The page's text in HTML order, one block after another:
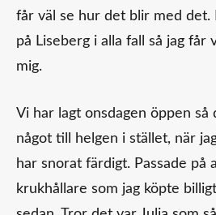
får väl se hur det blir med det.
på Liseberg i alla fall så jag får
mig.
Vi har lagt onsdagen öppen
något till helgen i stället, när
har snorat färdigt. Passade på
krukhållare som jag köpte